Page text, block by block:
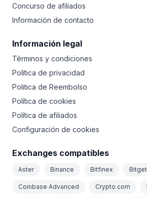
Concurso de afiliados
Información de contacto
Información legal
Términos y condiciones
Política de privacidad
Politica de Reembolso
Política de cookies
Política de afiliados
Configuración de cookies
Exchanges compatibles
Aster Binance Bitfinex Bitget
Coinbase Advanced Crypto.com